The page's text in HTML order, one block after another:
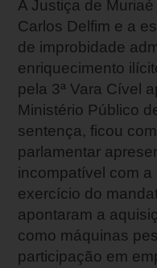
A Justiça de
Carlos Delfim e a
de improbidade
enriquecimento
pela 3ª Vara Cível
Ministério Público
sentença, ficou
parlamentar
incompatível com
exercício do
apontaram a
como máquinas
participação em